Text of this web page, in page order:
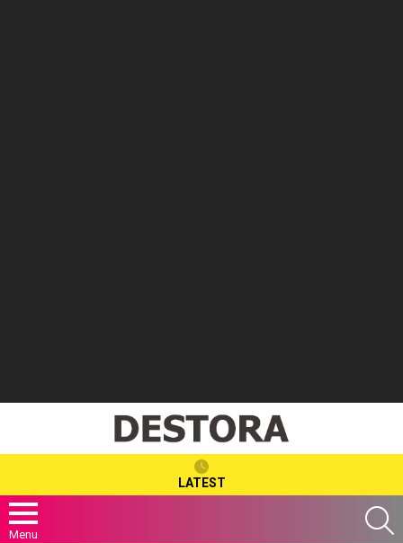
LATEST
Menu